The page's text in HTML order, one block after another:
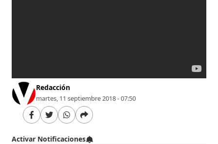
Redacción
martes, 11 septiembre 2018 - 07:50
Activar Notificaciones